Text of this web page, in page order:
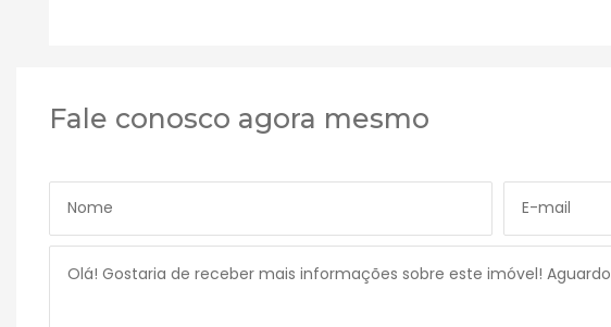
Fale conosco agora mesmo